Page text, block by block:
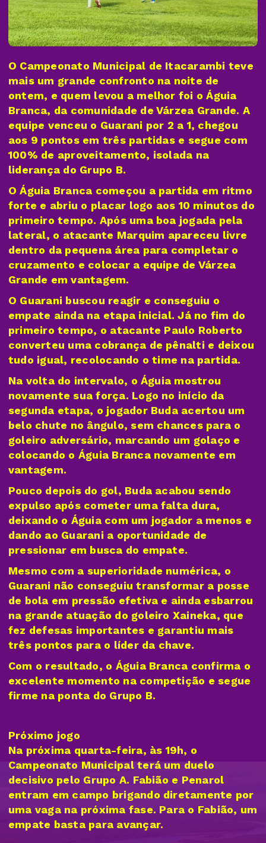
O Campeonato Municipal de Itacarambi teve
mais um grande confronto na noite de
ontem, e quem levou a melhor foi o Águia
Branca, da comunidade de Várzea Grande. A
equipe venceu o Guarani por 2 a 1, chegou
aos 9 pontos em três partidas e segue com
100% de aproveitamento, isolada na
liderança do Grupo B.
O Águia Branca começou a partida em ritmo
forte e abriu o placar logo aos 10 minutos do
primeiro tempo. Após uma boa jogada pela
lateral, o atacante Marquim apareceu livre
dentro da pequena área para completar o
cruzamento e colocar a equipe de Várzea
Grande em vantagem.
O Guarani buscou reagir e conseguiu o
empate ainda na etapa inicial. Já no fim do
primeiro tempo, o atacante Paulo Roberto
converteu uma cobrança de pênalti e deixou
tudo igual, recolocando o time na partida.
Na volta do intervalo, o Águia mostrou
novamente sua força. Logo no início da
segunda etapa, o jogador Buda acertou um
belo chute no ângulo, sem chances para o
goleiro adversário, marcando um golaço e
colocando o Águia Branca novamente em
vantagem.
Pouco depois do gol, Buda acabou sendo
expulso após cometer uma falta dura,
deixando o Águia com um jogador a menos e
dando ao Guarani a oportunidade de
pressionar em busca do empate.
Mesmo com a superioridade numérica, o
Guarani não conseguiu transformar a posse
de bola em pressão efetiva e ainda esbarrou
na grande atuação do goleiro Xaineka, que
fez defesas importantes e garantiu mais
três pontos para o líder da chave.
Com o resultado, o Águia Branca confirma o
excelente momento na competição e segue
firme na ponta do Grupo B.
Próximo jogo
Na próxima quarta-feira, às 19h, o
Campeonato Municipal terá um duelo
decisivo pelo Grupo A. Fabião e Penarol
entram em campo brigando diretamente por
uma vaga na próxima fase. Para o Fabião, um
empate basta para avançar.